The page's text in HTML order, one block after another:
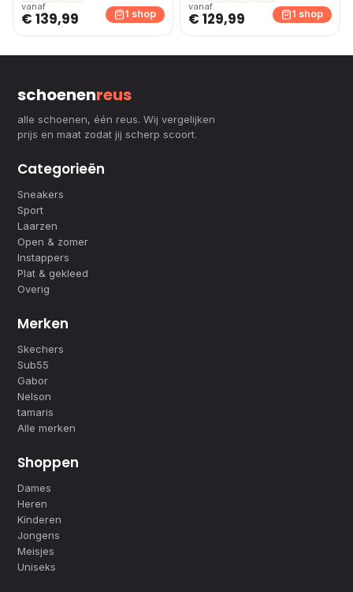
vanaf
€ 139,99 1 shop
vanaf
€ 129,99 1 shop
schoenenreus
alle schoenen, één reus. Wij vergelijken
prijs en maat zodat jij scherp scoort.
Categorieën
Sneakers
Sport
Laarzen
Open & zomer
Instappers
Plat & gekleed
Overig
Merken
Skechers
Sub55
Gabor
Nelson
tamaris
Alle merken
Shoppen
Dames
Heren
Kinderen
Jongens
Meisjes
Uniseks